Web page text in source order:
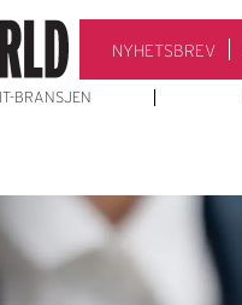
NYHETSBREV
IT-BRANSJEN